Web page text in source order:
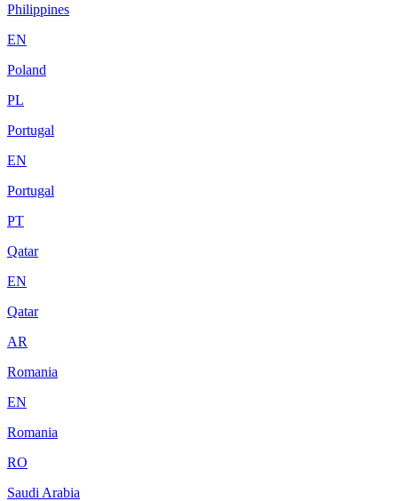
Philippines
EN
Poland
PL
Portugal
EN
Portugal
PT
Qatar
EN
Qatar
AR
Romania
EN
Romania
RO
Saudi Arabia